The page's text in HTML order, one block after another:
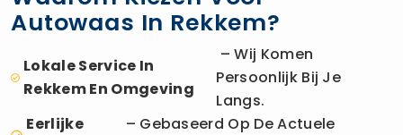
Autowaas In Rekkem?
Lokale Service In
Rekkem En Omgeving
– Wij Komen
Persoonlijk Bij Je
Langs.
Eerlijke
– Gebaseerd Op De Actuele